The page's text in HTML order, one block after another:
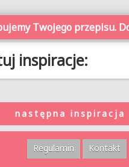
Twojego przepisu.
inspiracje:
następna inspiracja
Regulamin Kontakt